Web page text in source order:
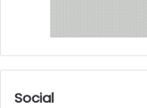
Social